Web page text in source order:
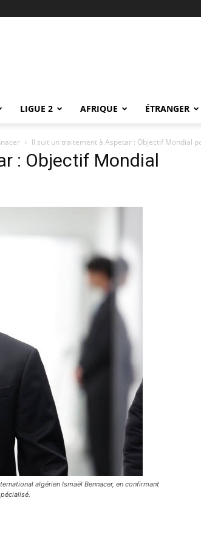
LIGUE 2 AFRIQUE ÉTRANGER
Il suit un traitement à Aspetar : Objectif Mondial
: Objectif Mondial
algérien Ismaël Bennacer, en confirmant